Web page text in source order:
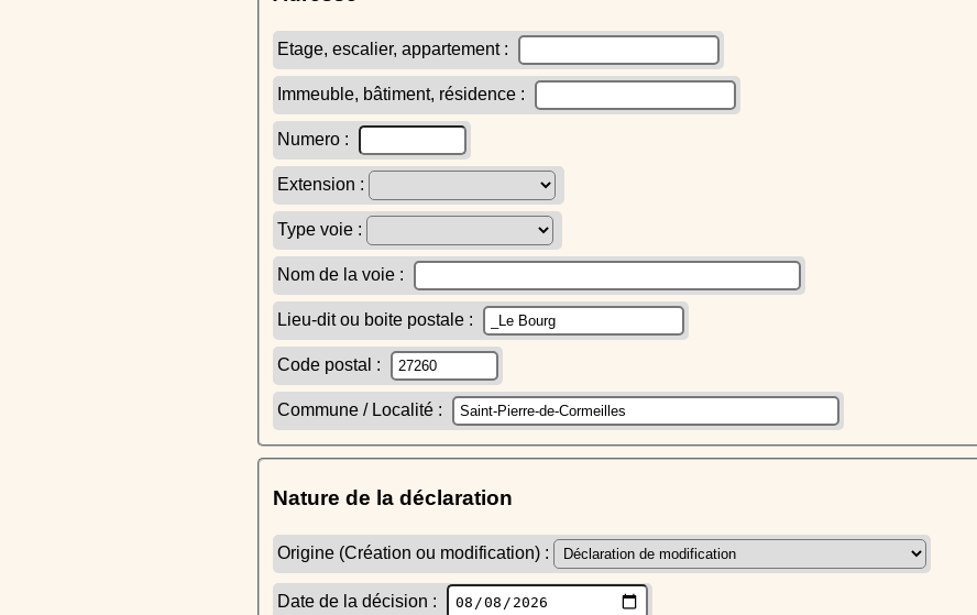
Etage, escalier, appartement :
Immeuble, bâtiment, résidence :
Numero :
Extension :
Type voie :
Nom de la voie :
Lieu-dit ou boite postale :
Code postal :
Commune / Localité :
Nature de la déclaration
Origine (Création ou modification) :
Date de la décision :